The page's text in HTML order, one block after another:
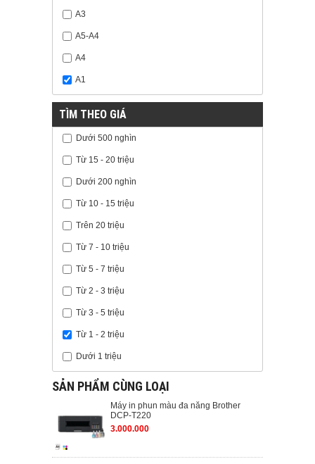
A3
A5-A4
A4
A1
TÌM THEO GIÁ
Dưới 500 nghìn
Từ 15 - 20 triệu
Dưới 200 nghìn
Từ 10 - 15 triệu
Trên 20 triệu
Từ 7 - 10 triệu
Từ 5 - 7 triệu
Từ 2 - 3 triệu
Từ 3 - 5 triệu
Từ 1 - 2 triệu
Dưới 1 triệu
SẢN PHẨM CÙNG LOẠI
Máy in phun màu đa năng Brother
DCP-T220
3.000.000